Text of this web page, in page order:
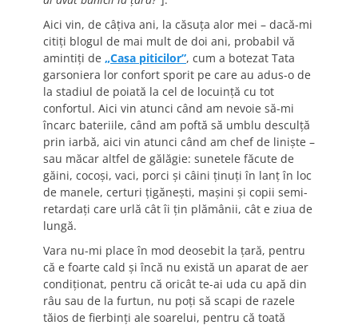
Aici vin, de câţiva ani, la căsuţa alor mei – dacă-mi
citiţi blogul de mai mult de doi ani, probabil vă
amintiţi de „Casa piticilor”, cum a botezat Tata
garsoniera lor confort sporit pe care au adus-o de
la stadiul de poiată la cel de locuinţă cu tot
confortul. Aici vin atunci când am nevoie să-mi
încarc bateriile, când am poftă să umblu desculţă
prin iarbă, aici vin atunci când am chef de linişte –
sau măcar altfel de gălăgie: sunetele făcute de
găini, cocoşi, vaci, porci şi câini ţinuţi în lanţ în loc
de manele, certuri ţigăneşti, maşini şi copii semi-
retardaţi care urlă cât îi ţin plămânii, cât e ziua de
lungă.
Vara nu-mi place în mod deosebit la ţară, pentru
că e foarte cald şi încă nu există un aparat de aer
condiţionat, pentru că oricât te-ai uda cu apă din
râu sau de la furtun, nu poţi să scapi de razele
tăios de fierbinţi ale soarelui, pentru că toată